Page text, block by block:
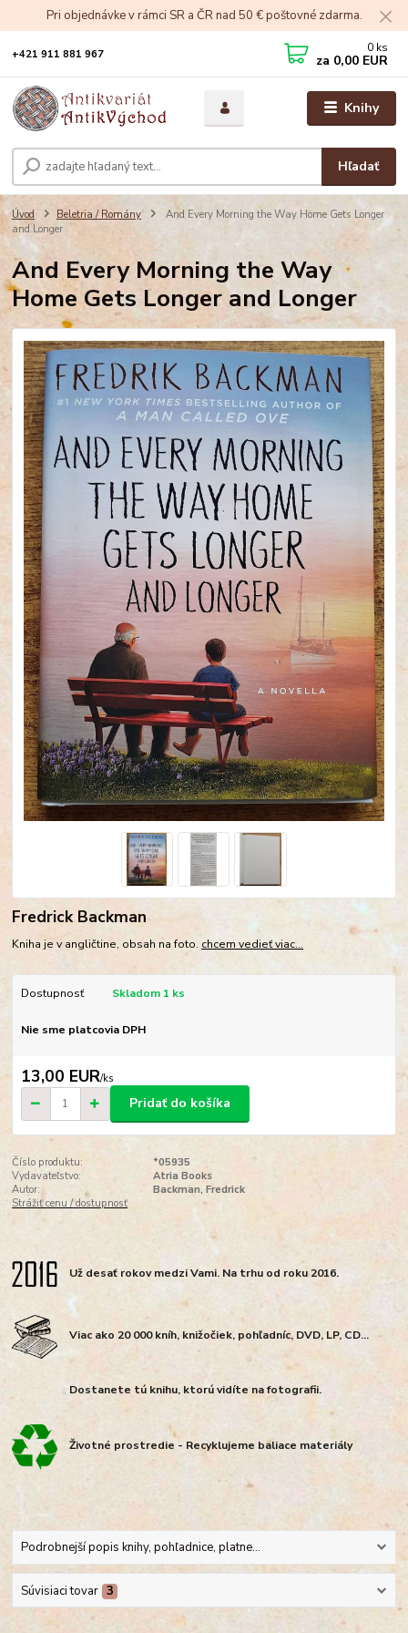
Pri objednávke v rámci SR a ČR nad 50 € poštovné zdarma.
Knihy
Hľadať
+421 911 881 967 0 ks
za 0,00 EUR
Úvod Beletria / Romány
And Every Morning the Way Home Gets Longer
and Longer
And Every Morning the Way
Home Gets Longer and Longer
Fredrick Backman
Kniha je v angličtine, obsah na foto. chcem vedieť viac...
Dostupnosť Skladom 1 ks
Nie sme platcovia DPH
13,00 EUR/ks
Pridať do košíka
Číslo produktu:
*05935
Vydavateľstvo:
Atria Books
Autor:
Backman, Fredrick
Strážiť cenu / dostupnosť
Už desať rokov medzi Vami. Na trhu od roku 2016.
Viac ako 20 000 kníh, knižočiek, pohľadníc, DVD, LP, CD...
Dostanete tú knihu, ktorú vidíte na fotografii.
Životné prostredie - Recyklujeme baliace materiály
Podrobnejší popis knihy, pohľadnice, platne...
Súvisiaci tovar 3